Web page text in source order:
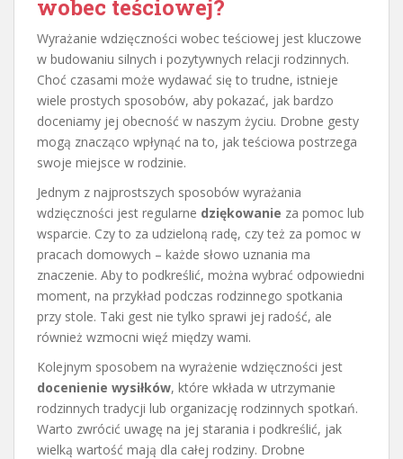
wobec teściowej?
Wyrażanie wdzięczności wobec teściowej jest kluczowe
w budowaniu silnych i pozytywnych relacji rodzinnych.
Choć czasami może wydawać się to trudne, istnieje
wiele prostych sposobów, aby pokazać, jak bardzo
doceniamy jej obecność w naszym życiu. Drobne gesty
mogą znacząco wpłynąć na to, jak teściowa postrzega
swoje miejsce w rodzinie.
Jednym z najprostszych sposobów wyrażania
wdzięczności jest regularne dziękowanie za pomoc lub
wsparcie. Czy to za udzieloną radę, czy też za pomoc w
pracach domowych – każde słowo uznania ma
znaczenie. Aby to podkreślić, można wybrać odpowiedni
moment, na przykład podczas rodzinnego spotkania
przy stole. Taki gest nie tylko sprawi jej radość, ale
również wzmocni więź między wami.
Kolejnym sposobem na wyrażenie wdzięczności jest
docenienie wysiłków, które wkłada w utrzymanie
rodzinnych tradycji lub organizację rodzinnych spotkań.
Warto zwrócić uwagę na jej starania i podkreślić, jak
wielką wartość mają dla całej rodziny. Drobne